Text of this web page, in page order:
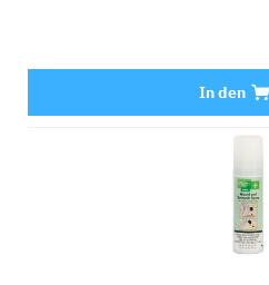
In den